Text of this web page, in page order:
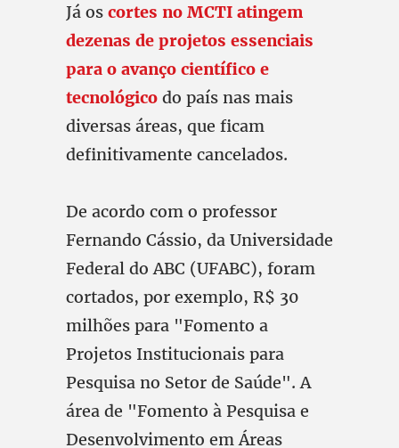
Já os cortes no MCTI atingem
dezenas de projetos essenciais
para o avanço científico e
tecnológico do país nas mais
diversas áreas, que ficam
definitivamente cancelados.
De acordo com o professor
Fernando Cássio, da Universidade
Federal do ABC (UFABC), foram
cortados, por exemplo, R$ 30
milhões para "Fomento a
Projetos Institucionais para
Pesquisa no Setor de Saúde". A
área de "Fomento à Pesquisa e
Desenvolvimento em Áreas